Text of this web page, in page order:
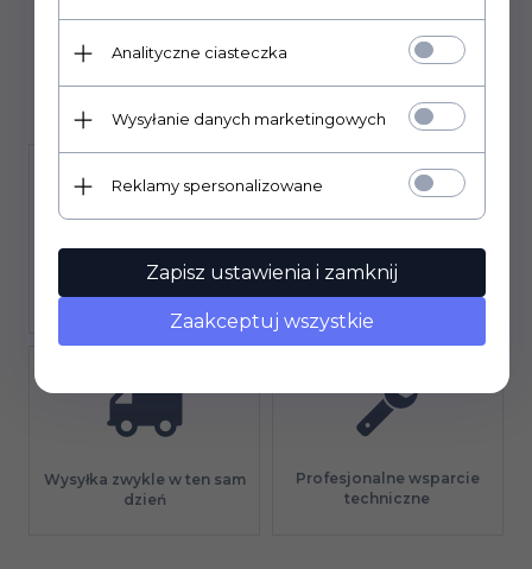
Sexual Health Series
Gwarancja jakości Długi termin płatności
Wysyłka zwykle w ten sam
dzień
Profesjonalne wsparcie
techniczne
Analityczne ciasteczka
Wysyłanie danych marketingowych
Reklamy spersonalizowane
Zapisz ustawienia i zamknij
Zaakceptuj wszystkie